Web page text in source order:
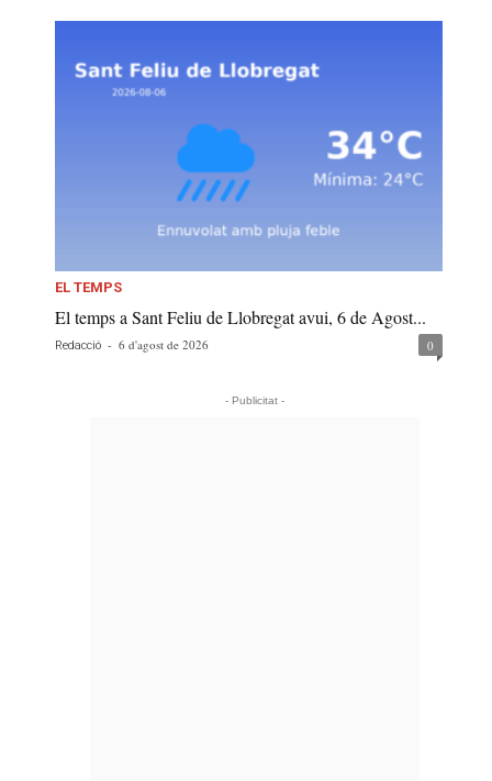
EL TEMPS
El temps a Sant Feliu de Llobregat avui, 6 de Agost...
Redacció - 6 d'agost de 2026 0
- Publicitat -